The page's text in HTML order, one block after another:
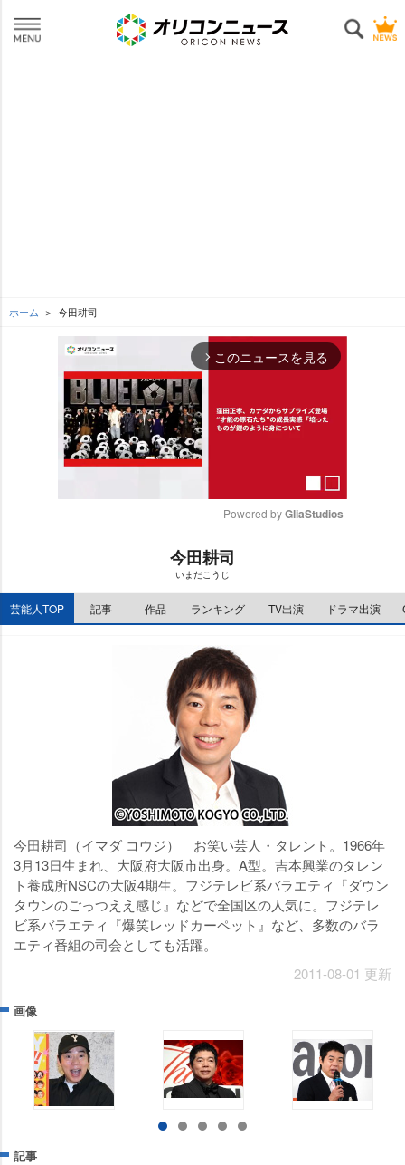
ホーム 今田耕司
arrow_forward_ios このニュースを見る
e
Powered by GliaStudios
今田耕司
いまだこうじ
芸能人TOP 記事 作品 ランキング TV出演 ドラマ出演
今田耕司（イマダ コウジ） お笑い芸人・タレント。1966年
3月13日生まれ、大阪府大阪市出身。A型。吉本興業のタレン
ト養成所NSCの大阪4期生。フジテレビ系バラエティ『ダウン
タウンのごっつええ感じ』などで全国区の人気に。フジテレ
ビ系バラエティ『爆笑レッドカーペット』など、多数のバラ
エティ番組の司会としても活躍。
2011-08-01 更新
画像
記事